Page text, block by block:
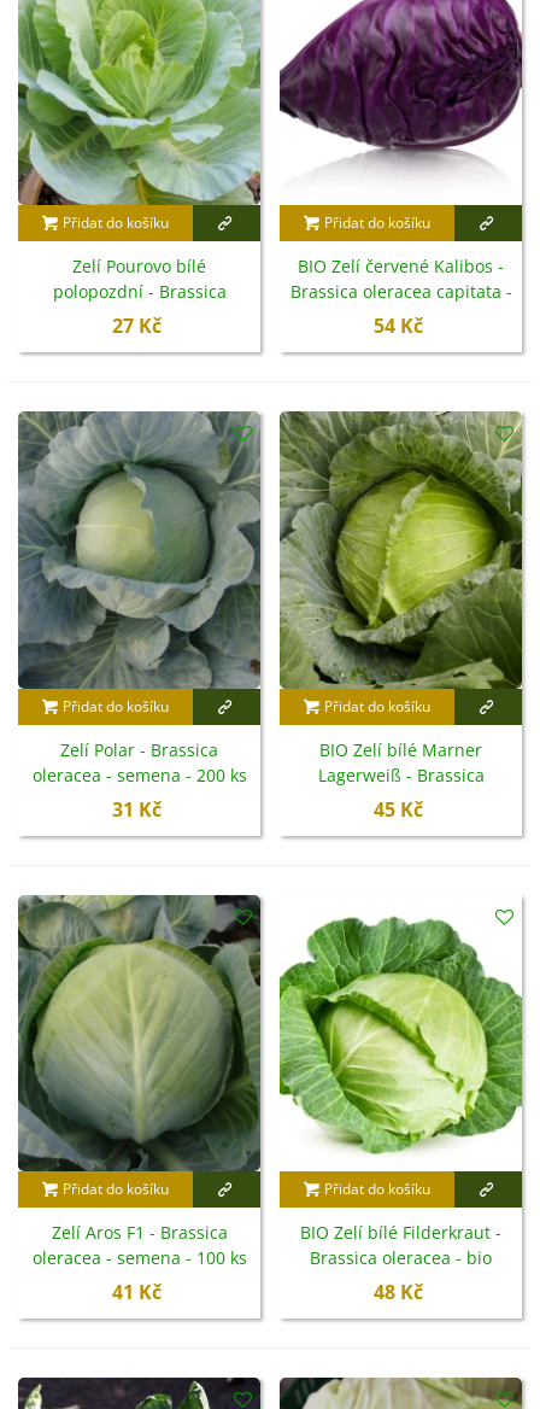
Přidat do košíku
Zelí Pourovo bílé
polopozdní - Brassica
oleracea - semena - 200 ks
27 Kč
Přidat do košíku
BIO Zelí červené Kalibos -
Brassica oleracea capitata -
bio semena - 30 ks
54 Kč
Přidat do košíku
Zelí Polar - Brassica
oleracea - semena - 200 ks
31 Kč
Přidat do košíku
BIO Zelí bílé Marner
Lagerweiß - Brassica
oleracea - bio semena -
45 Kč
Přidat do košíku
Zelí Aros F1 - Brassica
oleracea - semena - 100 ks
41 Kč
Přidat do košíku
BIO Zelí bílé Filderkraut -
Brassica oleracea - bio
semena - 50 ks
48 Kč